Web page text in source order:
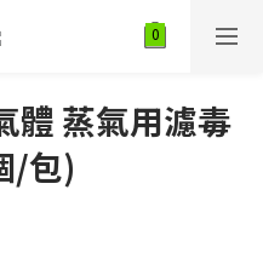
體 蒸氣用濾毒
/包)